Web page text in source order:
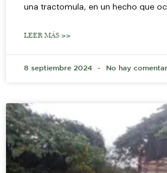
una tractomula, en un hecho que
LEER MÁS >>
8 septiembre 2024 No hay